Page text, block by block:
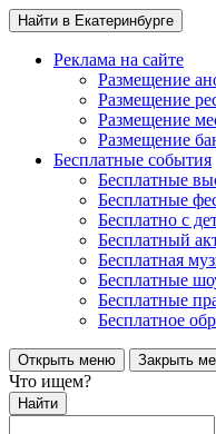
Найти в Екатеринбурге
Реклама на сайте
Размещение
Размещение
Размещение
Размещение
Бесплатные события
Бесплатные
Бесплатные
Бесплатно с
Бесплатный
Бесплатная
Бесплатные
Бесплатные
Бесплатное
Открыть меню Закрыть
Что ищем?
Найти